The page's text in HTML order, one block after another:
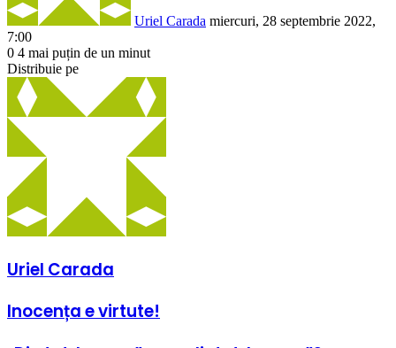
Uriel Carada miercuri, 28 septembrie 2022,
7:00
0 4 mai puțin de un minut
Facebook
X
LinkedIn
Pinterest
Reddit
WhatsApp
Telegram
Share
via
Email
Distribuie pe
Facebook
LinkedIn
Pinterest
Reddit
Share
via
Email
Uriel Carada
Inocența
eInocența e virtute!